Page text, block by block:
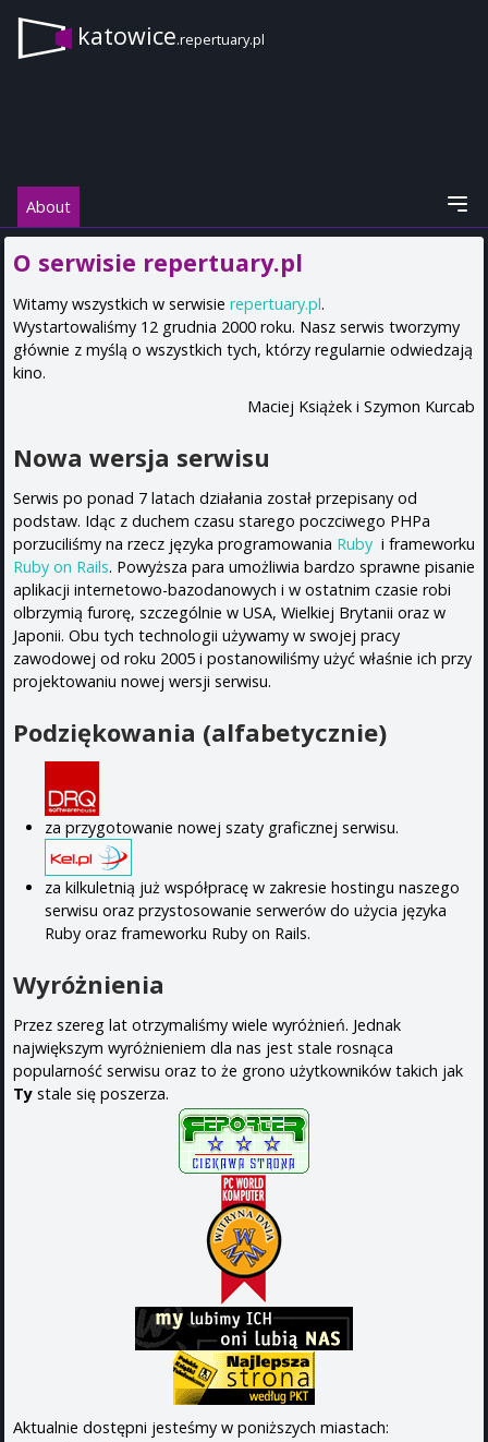
katowice.repertuary.pl
About
O serwisie repertuary.pl
Witamy wszystkich w serwisie repertuary.pl.
Wystartowaliśmy 12 grudnia 2000 roku. Nasz serwis tworzymy
głównie z myślą o wszystkich tych, którzy regularnie odwiedzają
kino.
Maciej Książek i Szymon Kurcab
Nowa wersja serwisu
Serwis po ponad 7 latach działania został przepisany od
podstaw. Idąc z duchem czasu starego poczciwego PHPa
porzuciliśmy na rzecz języka programowania Ruby i frameworku
Ruby on Rails. Powyższa para umożliwia bardzo sprawne pisanie
aplikacji internetowo-bazodanowych i w ostatnim czasie robi
olbrzymią furorę, szczególnie w USA, Wielkiej Brytanii oraz w
Japonii. Obu tych technologii używamy w swojej pracy
zawodowej od roku 2005 i postanowiliśmy użyć właśnie ich przy
projektowaniu nowej wersji serwisu.
Podziękowania (alfabetycznie)
za przygotowanie nowej szaty graficznej serwisu.
za kilkuletnią już współpracę w zakresie hostingu naszego
serwisu oraz przystosowanie serwerów do użycia języka
Ruby oraz frameworku Ruby on Rails.
Wyróżnienia
Przez szereg lat otrzymaliśmy wiele wyróżnień. Jednak
największym wyróżnieniem dla nas jest stale rosnąca
popularność serwisu oraz to że grono użytkowników takich jak
Ty stale się poszerza.
Aktualnie dostępni jesteśmy w poniższych miastach: